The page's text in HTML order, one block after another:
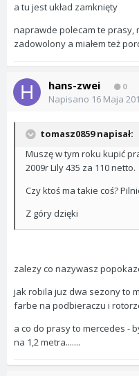
a tu jest układ zamknięty
naprawde polecam te prasy,
zadowolony a miałem też
hans-zwei 0
Napisano 16 Maja
tomasz0859 napisał:
Muszę w tym roku kupić
2009r Lily 435 za 110 netto.
Czy ktoś ma takie coś?
Z góry dzięki
zalezy co nazywasz
jak robila juz dwa sezony to
farbe na podbieraczu i
a co do prasy to mercedes -
na 1,2 metra.......